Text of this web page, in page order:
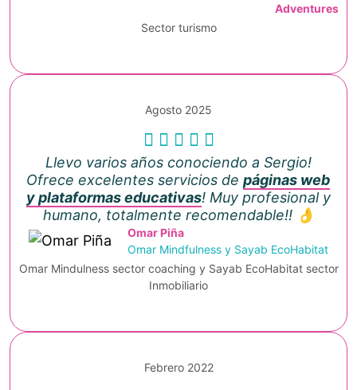
Adventures
Sector turismo
Agosto 2025
Llevo varios años conociendo a Sergio!
Ofrece excelentes servicios depáginas web
y plataformas educativas! Muy profesional y
humano, totalmente recomendable!! 👌
Omar Piña
Omar Mindfulness y Sayab EcoHabitat
Omar Mindulness sector coaching y Sayab EcoHabitat sector
Inmobiliario
Febrero 2022